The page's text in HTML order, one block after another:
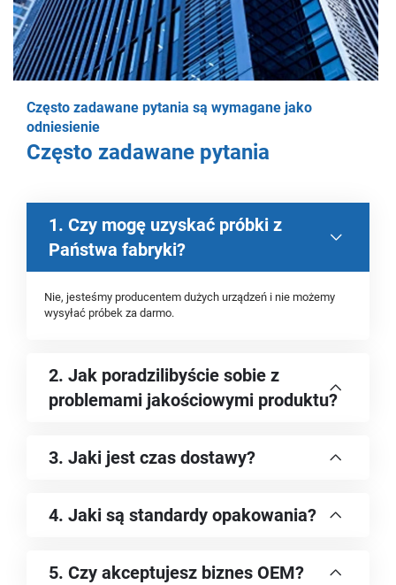
Często zadawane pytania są wymagane jako
odniesienie
Często zadawane pytania
1. Czy mogę uzyskać próbki z
Państwa fabryki?
Nie, jesteśmy producentem dużych urządzeń i nie możemy
wysyłać próbek za darmo.
2. Jak poradzilibyście sobie z
problemami jakościowymi produktu?
3. Jaki jest czas dostawy?
4. Jaki są standardy opakowania?
5. Czy akceptujesz biznes OEM?